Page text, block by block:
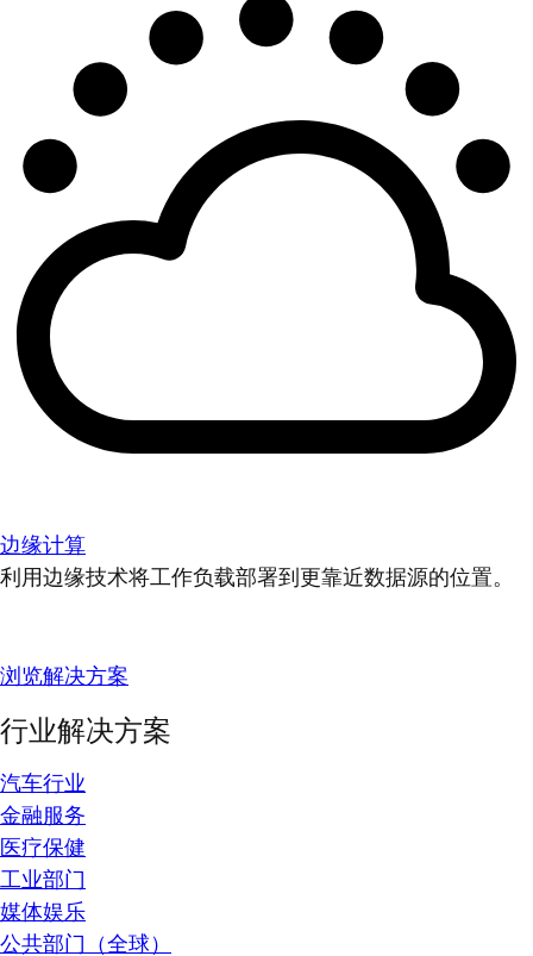
边缘计算
利用边缘技术将工作负载部署到更靠近数据源的位置。
浏览解决方案
行业解决方案
汽车行业
金融服务
医疗保健
工业部门
媒体娱乐
公共部门（全球）